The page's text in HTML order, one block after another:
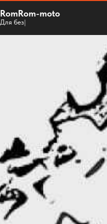
RomRom-moto
Для бездорожь